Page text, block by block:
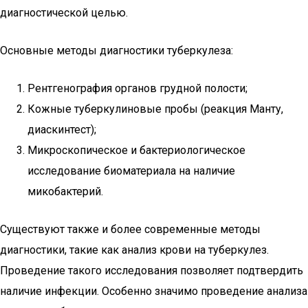
диагностической целью.
Основные методы диагностики туберкулеза:
Рентгенография органов грудной полости;
Кожные туберкулиновые пробы (реакция Манту,
диаскинтест);
Микроскопическое и бактериологическое
исследование биоматериала на наличие
микобактерий.
Существуют также и более современные методы
диагностики, такие как анализ крови на туберкулез.
Проведение такого исследования позволяет подтвердить
наличие инфекции. Особенно значимо проведение анализа